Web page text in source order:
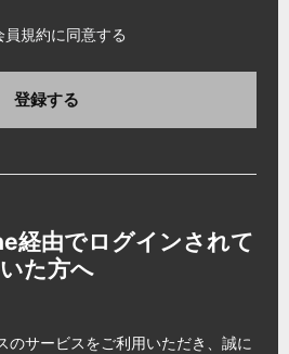
員規約に同意する
登録する
経由でログインされて
いた方へ
のサービスをご利用いただき、誠に